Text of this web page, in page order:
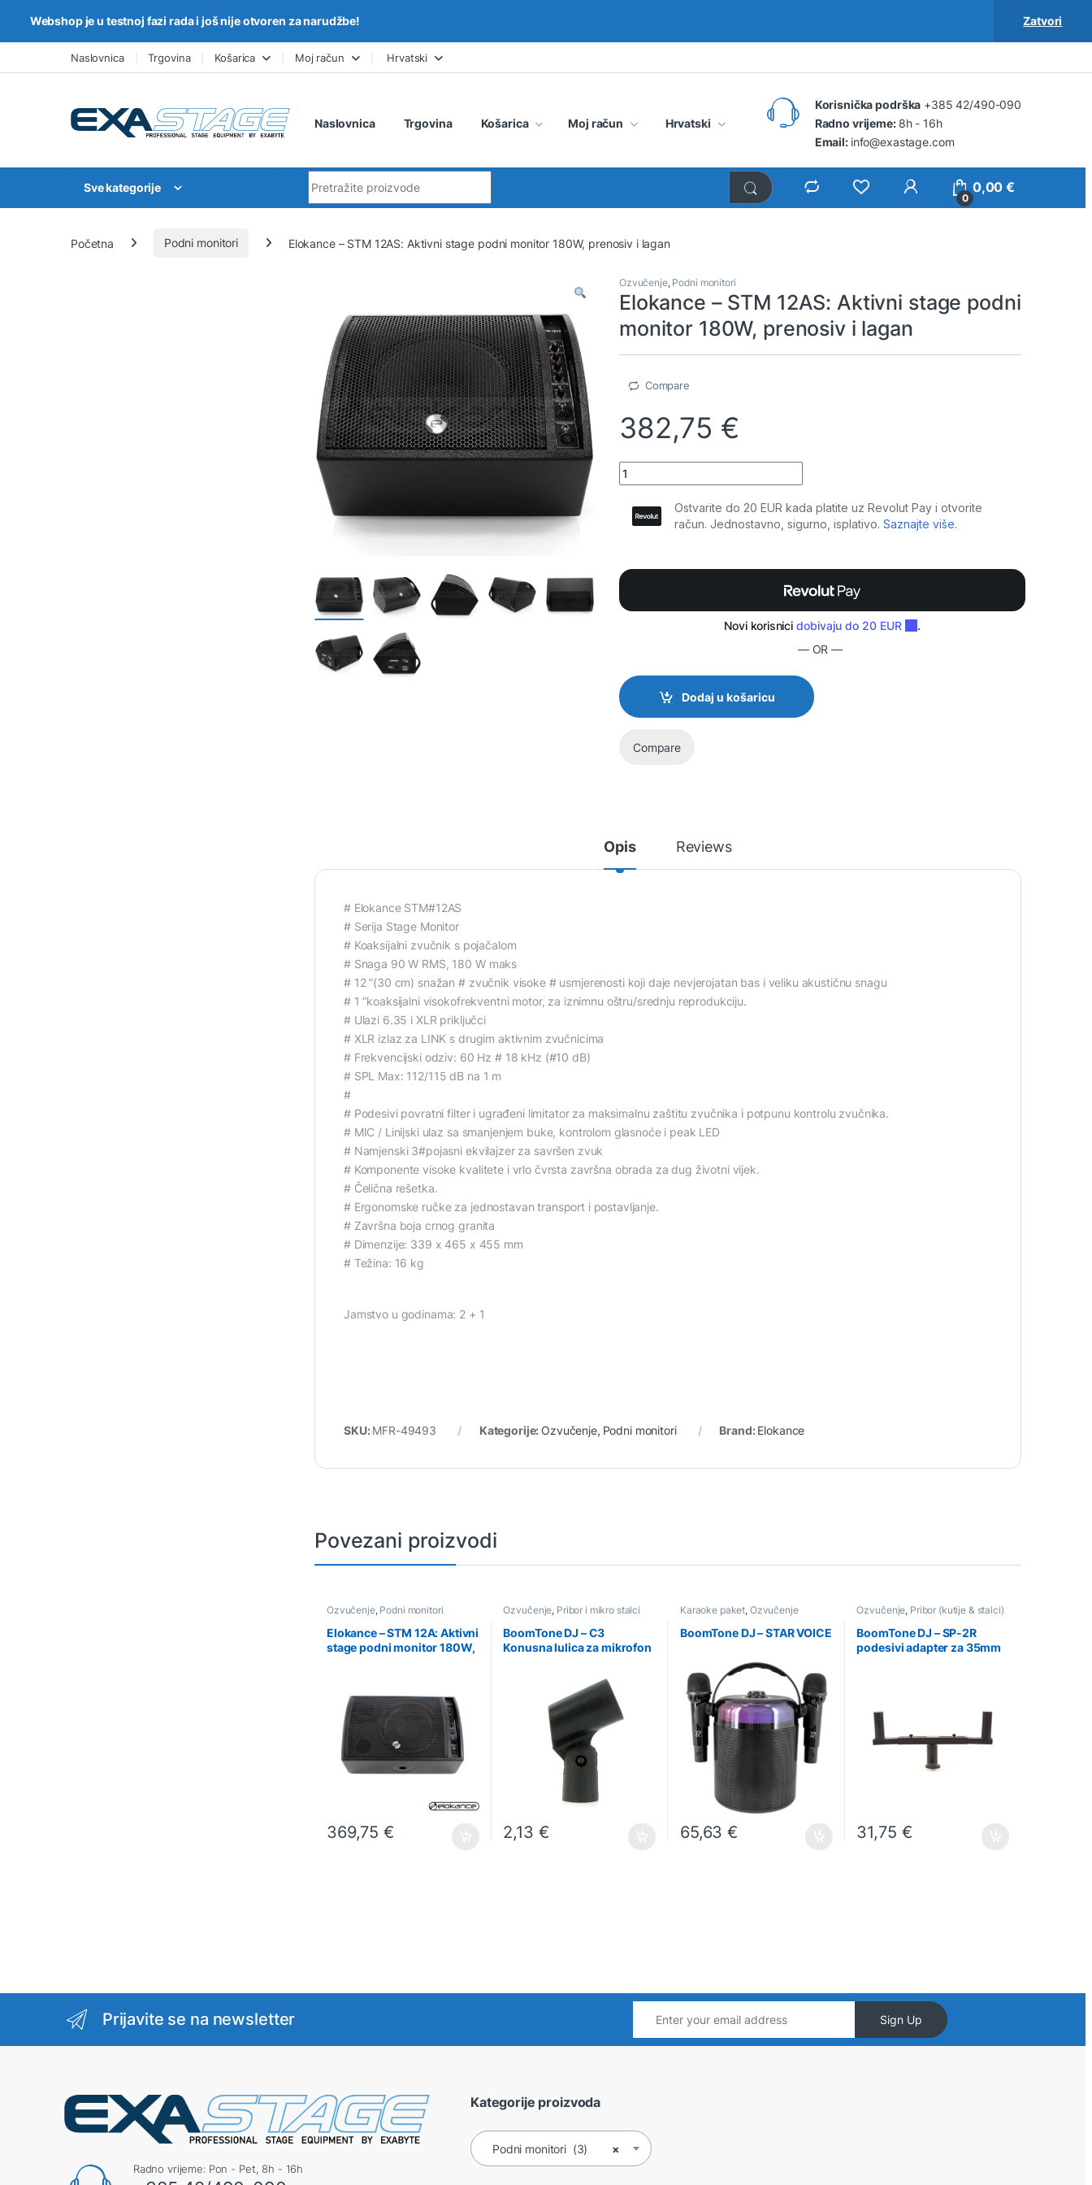
Skip to navigation
Skip to contentNaslovnica Trgovina Košarica Moj račun Hrvatski
Naslovnica Trgovina Košarica Moj račun Hrvatski
Korisnička podrška +385 42/490-090
Radno vrijeme: 8h - 16h
Email: info@exastage.com
Sve kategorije
0
0,00€
Početna Podni monitori Elokance – STM 12AS: Aktivni stage podni monitor 180W, prenosiv i lagan
Ozvučenje, Podni monitori
Elokance – STM 12AS: Aktivni stage podni
monitor 180W, prenosiv i lagan
Compare
382,75 €
Elokance - STM 12AS: Aktivni stage podni monitor 180W, prenosiv i lagan quantity
— OR —
Dodaj u košaricu
Compare
Opis Reviews
# Elokance STM#12AS
# Serija Stage Monitor
# Koaksijalni zvučnik s pojačalom
# Snaga 90 W RMS, 180 W maks
# 12 ”(30 cm) snažan # zvučnik visoke # usmjerenosti koji daje nevjerojatan bas i veliku akustičnu snagu
# 1 ”koaksijalni visokofrekventni motor, za iznimnu oštru/srednju reprodukciju.
# Ulazi 6.35 i XLR priključci
# XLR izlaz za LINK s drugim aktivnim zvučnicima
# Frekvencijski odziv: 60 Hz # 18 kHz (#10 dB)
# SPL Max: 112/115 dB na 1 m
#
# Podesivi povratni filter i ugrađeni limitator za maksimalnu zaštitu zvučnika i potpunu kontrolu zvučnika.
# MIC / Linijski ulaz sa smanjenjem buke, kontrolom glasnoće i peak LED
# Namjenski 3#pojasni ekvilajzer za savršen zvuk
# Komponente visoke kvalitete i vrlo čvrsta završna obrada za dug životni vijek.
# Čelična rešetka.
# Ergonomske ručke za jednostavan transport i postavljanje.
# Završna boja crnog granita
# Dimenzije: 339 x 465 x 455 mm
# Težina: 16 kg
Jamstvo u godinama: 2 + 1
SKU:MFR-49493 Kategorije:Ozvučenje, Podni monitori Brand:Elokance
Povezani proizvodi
Ozvučenje, Podni monitori
Elokance – STM 12A: Aktivni
stage podni monitor 180W,
369,75€
Ozvučenje, Pribor i mikro stalci
BoomTone DJ – C3
Konusna lulica za mikrofon
2,13 €
Karaoke paket, Ozvučenje
BoomTone DJ – STAR VOICE
65,63€
Ozvučenje, Pribor (kutije & stalci)
BoomTone DJ – SP-2R
podesivi adapter za 35mm
31,75 €
Prijavite se na newsletter Sign Up
Radno vrijeme: Pon - Pet, 8h - 16h
Kategorije proizvoda
×
Podni monitori (3)
Webshop je u testnoj fazi rada i još nije otvoren za narudžbe! Zatvori